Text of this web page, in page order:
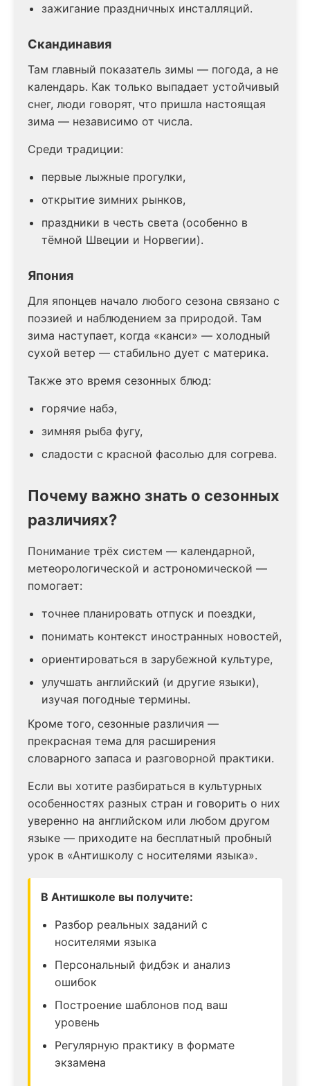
зажигание праздничных инсталляций.
Скандинавия
Там главный показатель зимы — погода, а не
календарь. Как только выпадает устойчивый
снег, люди говорят, что пришла настоящая
зима — независимо от числа.
Среди традиции:
первые лыжные прогулки,
открытие зимних рынков,
праздники в честь света (особенно в
тёмной Швеции и Норвегии).
Япония
Для японцев начало любого сезона связано с
поэзией и наблюдением за природой. Там
зима наступает, когда «канси» — холодный
сухой ветер — стабильно дует с материка.
Также это время сезонных блюд:
горячие набэ,
зимняя рыба фугу,
сладости с красной фасолью для согрева.
Почему важно знать о сезонных
различиях?
Понимание трёх систем — календарной,
метеорологической и астрономической —
помогает:
точнее планировать отпуск и поездки,
понимать контекст иностранных новостей,
ориентироваться в зарубежной культуре,
улучшать английский (и другие языки),
изучая погодные термины.
Кроме того, сезонные различия —
прекрасная тема для расширения
словарного запаса и разговорной практики.
Если вы хотите разбираться в культурных
особенностях разных стран и говорить о них
уверенно на английском или любом другом
языке — приходите на бесплатный пробный
урок в «Антишколу с носителями языка».
В Антишколе вы получите:
Разбор реальных заданий с
носителями языка
Персональный фидбэк и анализ
ошибок
Построение шаблонов под ваш
уровень
Регулярную практику в формате
экзамена